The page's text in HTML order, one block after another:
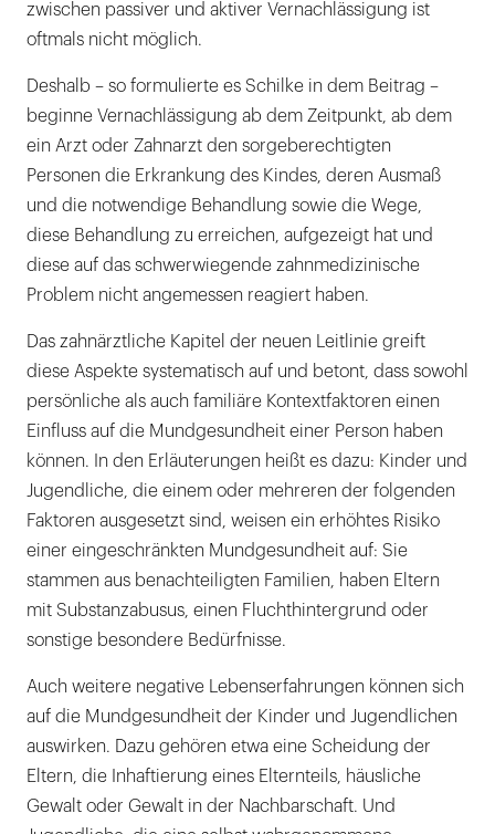
zwischen passiver und aktiver Vernachlässigung ist
oftmals nicht möglich.
Deshalb – so formulierte es Schilke in dem Beitrag –
beginne Vernachlässigung ab dem Zeitpunkt, ab dem
ein Arzt oder Zahnarzt den sorgeberechtigten
Personen die Erkrankung des Kindes, deren Ausmaß
und die notwendige Behandlung sowie die Wege,
diese Behandlung zu erreichen, aufgezeigt hat und
diese auf das schwerwiegende zahnmedizinische
Problem nicht angemessen reagiert haben.
Das zahnärztliche Kapitel der neuen Leitlinie greift
diese Aspekte systematisch auf und betont, dass sowohl
persönliche als auch familiäre Kontextfaktoren einen
Einfluss auf die Mundgesundheit einer Person haben
können. In den Erläuterungen heißt es dazu: Kinder und
Jugendliche, die einem oder mehreren der folgenden
Faktoren ausgesetzt sind, weisen ein erhöhtes Risiko
einer eingeschränkten Mundgesundheit auf: Sie
stammen aus benachteiligten Familien, haben Eltern
mit Substanzabusus, einen Fluchthintergrund oder
sonstige besondere Bedürfnisse.
Auch weitere negative Lebenserfahrungen können sich
auf die Mundgesundheit der Kinder und Jugendlichen
auswirken. Dazu gehören etwa eine Scheidung der
Eltern, die Inhaftierung eines Elternteils, häusliche
Gewalt oder Gewalt in der Nachbarschaft. Und